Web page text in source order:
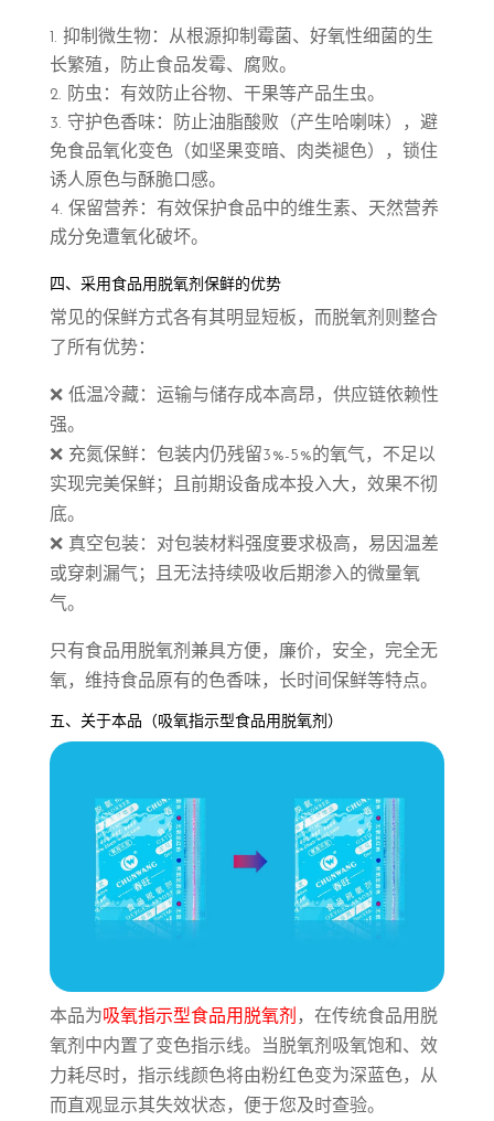
抑制微生物：从根源抑制霉菌、好氧性细菌的生
长繁殖，防止食品发霉、腐败。
防虫：有效防止谷物、干果等产品生虫。
守护色香味：防止油脂酸败（产生哈喇味），避
免食品氧化变色（如坚果变暗、肉类褪色），锁住
诱人原色与酥脆口感。
保留营养：有效保护食品中的维生素、天然营养
成分免遭氧化破坏。
四、采用食品用脱氧剂保鲜的优势
常见的保鲜方式各有其明显短板，而脱氧剂则整合
了所有优势：
❌ 低温冷藏：运输与储存成本高昂，供应链依赖性
强。
❌ 充氮保鲜：包装内仍残留3%-5%的氧气，不足以
实现完美保鲜；且前期设备成本投入大，效果不彻
底。
❌ 真空包装：对包装材料强度要求极高，易因温差
或穿刺漏气；且无法持续吸收后期渗入的微量氧
气。
只有食品用脱氧剂兼具方便，廉价，安全，完全无
氧，维持食品原有的色香味，长时间保鲜等特点。
五、关于本品（吸氧指示型食品用脱氧剂）
本品为吸氧指示型食品用脱氧剂 ，在传统食品用脱
氧剂中内置了变色指示线。当脱氧剂吸氧饱和、效
力耗尽时，指示线颜色将由粉红色变为深蓝色，从
而直观显示其失效状态，便于您及时查验。